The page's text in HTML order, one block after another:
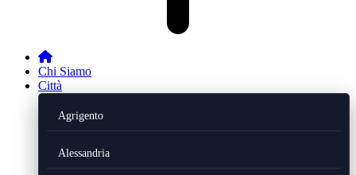
Chi Siamo
Città
Agrigento
Alessandria